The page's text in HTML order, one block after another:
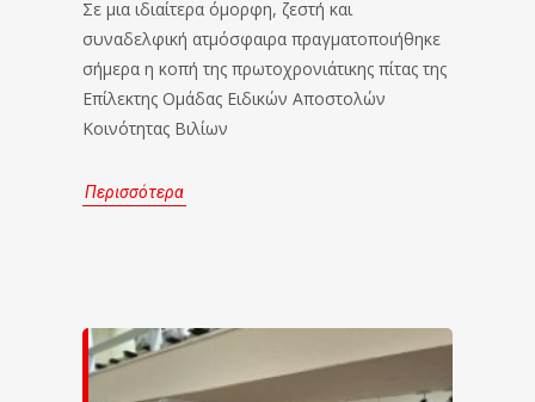
Σε μια ιδιαίτερα όμορφη, ζεστή και
συναδελφική ατμόσφαιρα πραγματοποιήθηκε
σήμερα η κοπή της πρωτοχρονιάτικης πίτας της
Επίλεκτης Ομάδας Ειδικών Αποστολών
Κοινότητας Βιλίων
Περισσότερα